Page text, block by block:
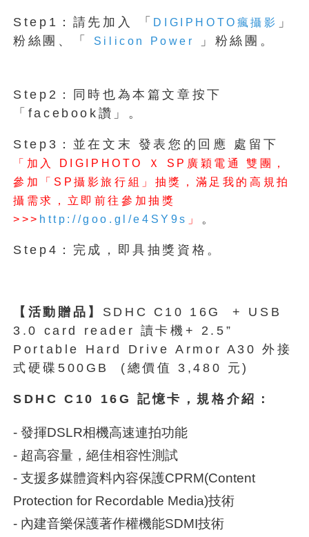
Step1：請先加入 「 DIGIPHOTO瘋攝影 」
粉絲團、「
Silicon Power 」粉絲團。
Step2：同時也為本篇文章按下
「facebook讚」。
Step3：並在文末 發表您的回應 處留下
「加入 DIGIPHOTO Ｘ SP 廣穎電通
雙團，
參加
「SP攝影旅行組」 抽獎，滿足我的 高規拍
攝需求，立即前往參加抽獎
>>> http://goo.gl/e4SY9s 」 。
Step4：完成，即具抽獎資格。
【活動贈品】 SDHC C10 16G + USB
3.0 card reader 讀卡機+ 2.5”
Portable Hard Drive Armor A30 外接
式硬碟500GB (總價值 3,480 元)
SDHC C10 16G 記憶卡，規格介紹：
- 發揮DSLR相機高速連拍功能
- 超高容量，絕佳相容性測試
- 支援多媒體資料內容保護CPRM(Content
Protection for Recordable Media)技術
- 內建音樂保護著作權機能SDMI技術